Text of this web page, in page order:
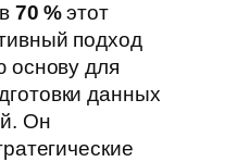
70 %этот
подход
основу для
данных
Он